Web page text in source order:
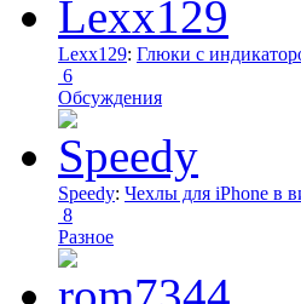
Lexx129: Глюки с
6
Обсуждения
Speedy: Чехлы для iPhone в
8
Разное